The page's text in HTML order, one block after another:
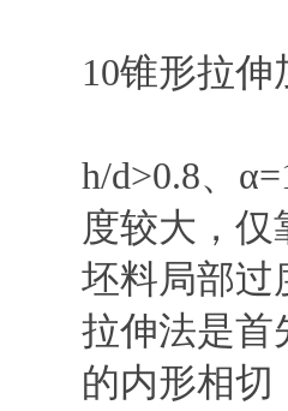
10锥形拉伸
h/d>0.8、
度较大，
坯料局部过
拉伸法是首
的内形相切